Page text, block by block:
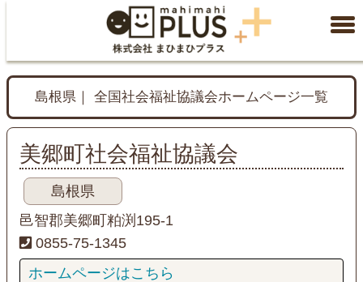
島根県｜ 全国社会福祉協議会ホームページ一覧
美郷町社会福祉協議会
島根県
邑智郡美郷町粕渕195-1
0855-75-1345
ホームページはこちら